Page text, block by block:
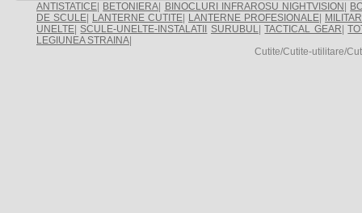
ANTISTATICE BETONIERA BINOCLURI INFRAROSU NIGHTVISION
DE SCULE
LANTERNE CUTITE LANTERNE PROFESIONALE
UNELTE SCULE-UNELTE-INSTALATII SURUBUL|TACTICAL GEAR |
LEGIUNEA STRAINA
Cutite/Cutite-utilitare/